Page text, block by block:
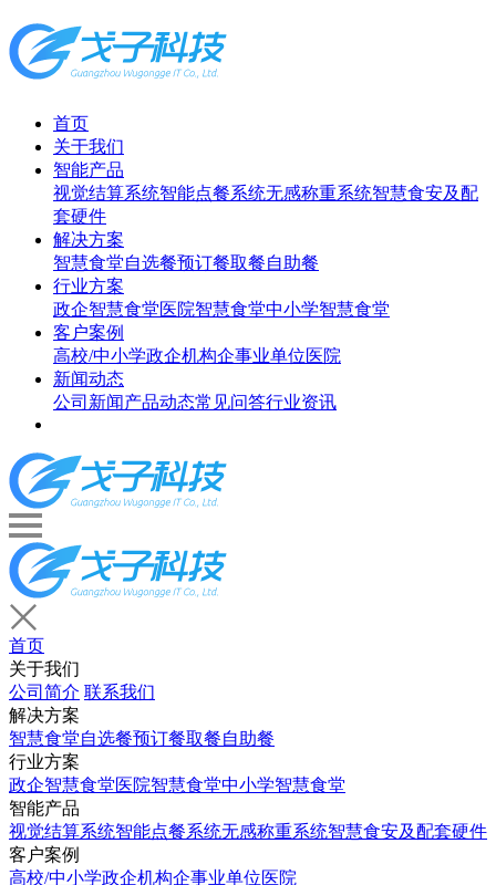
首页
关于我们
智能产品
视觉结算系统智能点餐系统无感称重系统智慧食安及配
套硬件
解决方案
智慧食堂自选餐预订餐取餐自助餐
行业方案
政企智慧食堂医院智慧食堂中小学智慧食堂
客户案例
高校/中小学政企机构企事业单位医院
新闻动态
公司新闻产品动态常见问答行业资讯
首页
关于我们
公司简介 联系我们
解决方案
智慧食堂自选餐预订餐取餐自助餐
行业方案
政企智慧食堂医院智慧食堂中小学智慧食堂
智能产品
视觉结算系统智能点餐系统无感称重系统智慧食安及配套硬件
客户案例
高校/中小学政企机构企事业单位医院